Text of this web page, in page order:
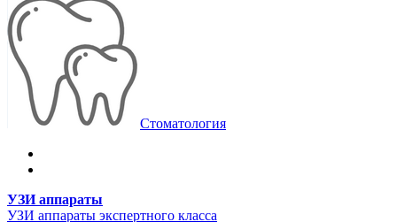
Стоматология
УЗИ аппараты
УЗИ аппараты экспертного класса